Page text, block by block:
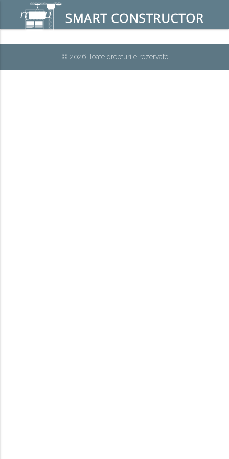
menu
© 2026 Toate drepturile rezervate